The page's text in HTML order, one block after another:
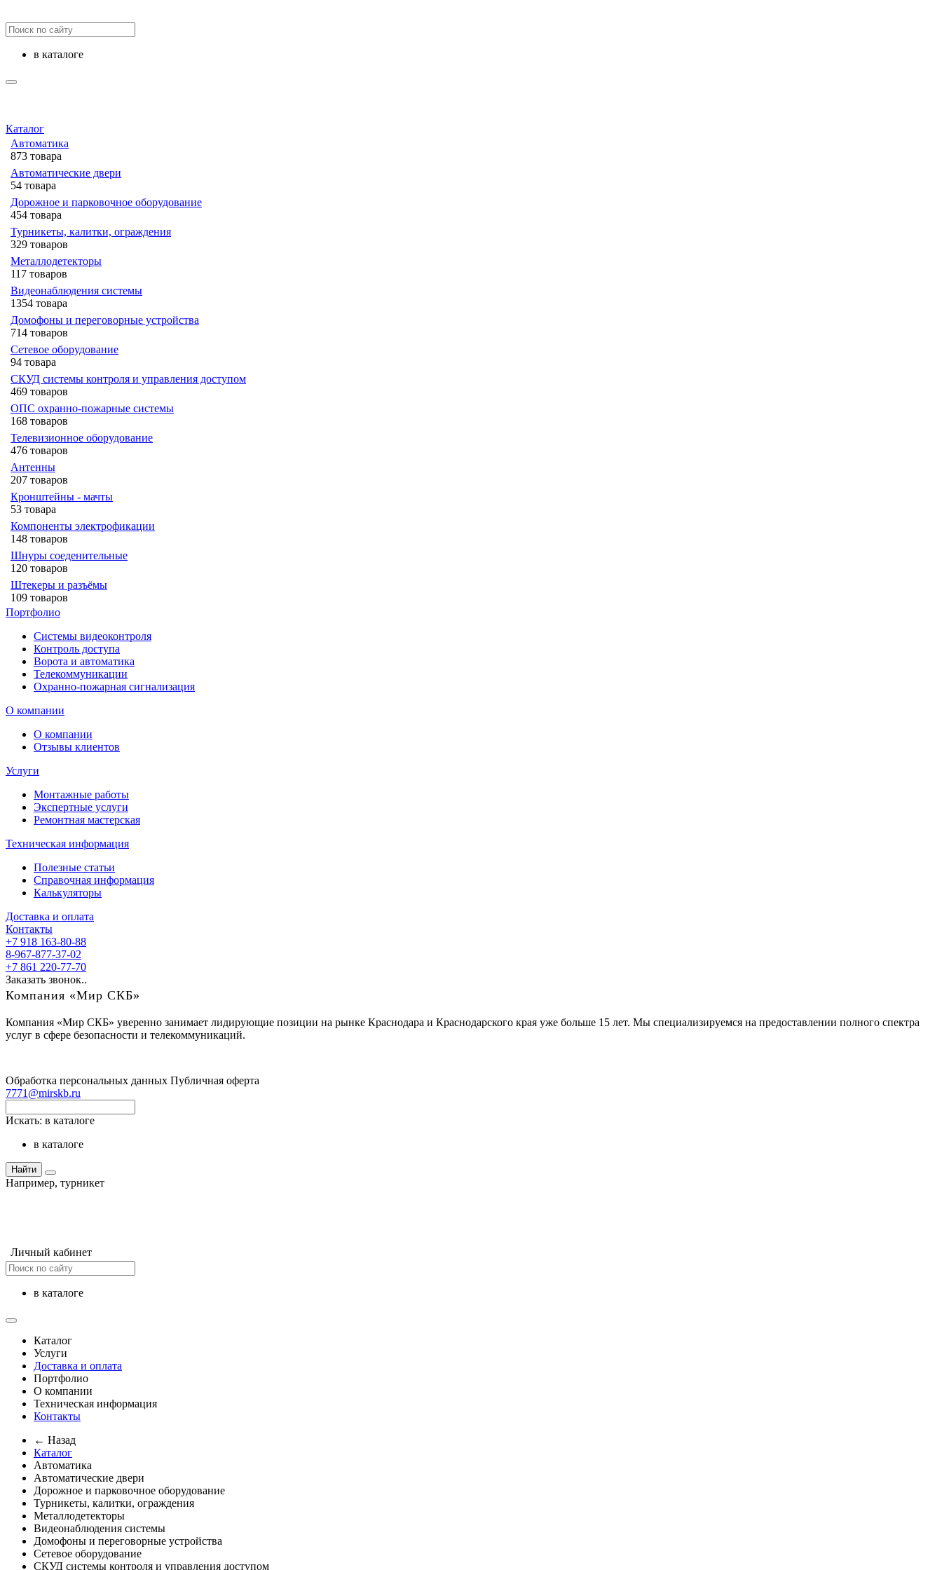
в каталоге
Каталог
Автоматика
873 товара
Автоматические двери
54 товара
Дорожное и парковочное оборудование
454 товара
Турникеты, калитки, ограждения
329 товаров
Металлодетекторы
117 товаров
Видеонаблюдения cистемы
1354 товара
Домофоны и переговорные устройства
714 товаров
Сетевое оборудование
94 товара
СКУД системы контроля и управления доступом
469 товаров
ОПС охранно-пожарные системы
168 товаров
Телевизионное оборудование
476 товаров
Антенны
207 товаров
Кронштейны - мачты
53 товара
Компоненты электрофикации
148 товаров
Шнуры соеденительные
120 товаров
Штекеры и разъёмы
109 товаров
Портфолио
Системы видеоконтроля
Контроль доступа
Ворота и автоматика
Телекоммуникации
Охранно-пожарная сигнализация
О компании
О компании
Отзывы клиентов
Услуги
Монтажные работы
Экспертные услуги
Ремонтная мастерская
Техническая информация
Полезные статьи
Справочная информация
Калькуляторы
Доставка и оплата
Контакты
+7 918 163-80-88
8-967-877-37-02
+7 861 220-77-70
Заказать звонок..
Компания «Мир СКБ»
Компания «Мир СКБ» уверенно занимает лидирующие позиции на рынке Краснодара и Краснодарского края уже больше 15 лет. Мы специализируемся на предоставлении полного спектра
услуг в сфере безопасности и телекоммуникаций.
Обработка персональных данных Публичная оферта
7771@mirskb.ru
Искать: в каталоге
в каталоге
Найти
Например, турникет
Личный кабинет
в каталоге
Каталог
Услуги
Доставка и оплата
Портфолио
О компании
Техническая информация
Контакты
← Назад
Каталог
Автоматика
Автоматические двери
Дорожное и парковочное оборудование
Турникеты, калитки, ограждения
Металлодетекторы
Видеонаблюдения cистемы
Домофоны и переговорные устройства
Сетевое оборудование
СКУД системы контроля и управления доступом